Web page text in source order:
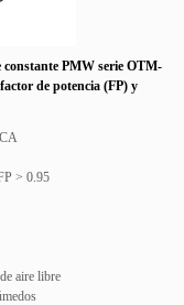
PMW serie OTM-
de potencia (FP) y
> 0.95
aire libre